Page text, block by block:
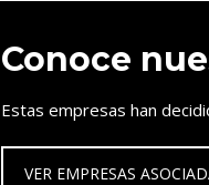
Conoce
Estas empresas han
VER EMPRESAS